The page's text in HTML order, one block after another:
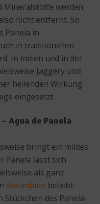
Mineralstoffe werden
nicht entfernt. So
Panela in
in traditionellen
In Indien und in der
Jaggery und
heilenden Wirkung
eingesetzt.
Agua de Panela
bringt ein mildes
Panela lässt sich
als ganz
Kolumbien beliebt:
Stückchen des Panela-